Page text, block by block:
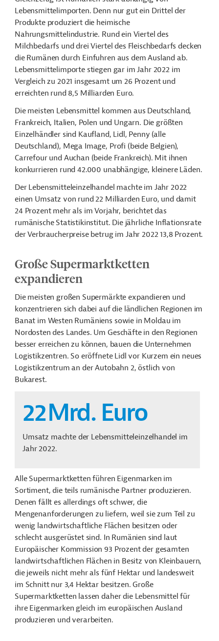
Lebensmittelimporten. Denn nur gut ein Drittel der
Produkte produziert die heimische
Nahrungsmittelindustrie. Rund ein Viertel des
Milchbedarfs und drei Viertel des Fleischbedarfs decken
die Rumänen durch Einfuhren aus dem Ausland ab.
Lebensmittelimporte stiegen gar im Jahr 2022 im
Vergleich zu 2021 insgesamt um 26 Prozent und
erreichten rund 8,5 Milliarden Euro.
Die meisten Lebensmittel kommen aus Deutschland,
Frankreich, Italien, Polen und Ungarn. Die größten
Einzelhändler sind Kaufland, Lidl, Penny (alle
Deutschland), Mega Image, Profi (beide Belgien),
Carrefour und Auchan (beide Frankreich). Mit ihnen
konkurrieren rund 42.000 unabhängige, kleinere Läden.
Der Lebensmitteleinzelhandel machte im Jahr 2022
einen Umsatz von rund 22 Milliarden Euro, und damit
24 Prozent mehr als im Vorjahr, berichtet das
rumänische Statistikinstitut. Die jährliche Inflationsrate
der Verbraucherpreise betrug im Jahr 2022 13,8 Prozent.
Große Supermarktketten
expandieren
Die meisten großen Supermärkte expandieren und
konzentrieren sich dabei auf die ländlichen Regionen im
Banat im Westen Rumäniens sowie in Moldau im
Nordosten des Landes. Um Geschäfte in den Regionen
besser erreichen zu können, bauen die Unternehmen
Logistikzentren. So eröffnete Lidl vor Kurzem ein neues
Logistikzentrum an der Autobahn 2, östlich von
Bukarest.
22Mrd. Euro
Umsatz machte der Lebensmitteleinzelhandel im
Jahr 2022.
Alle Supermarktketten führen Eigenmarken im
Sortiment, die teils rumänische Partner produzieren.
Denen fällt es allerdings oft schwer, die
Mengenanforderungen zu liefern, weil sie zum Teil zu
wenig landwirtschaftliche Flächen besitzen oder
schlecht ausgerüstet sind. In Rumänien sind laut
Europäischer Kommission 93 Prozent der gesamten
landwirtschaftlichen Flächen in Besitz von Kleinbauern,
die jeweils nicht mehr als fünf Hektar und landesweit
im Schnitt nur 3,4 Hektar besitzen. Große
Supermarktketten lassen daher die Lebensmittel für
ihre Eigenmarken gleich im europäischen Ausland
produzieren und verarbeiten.